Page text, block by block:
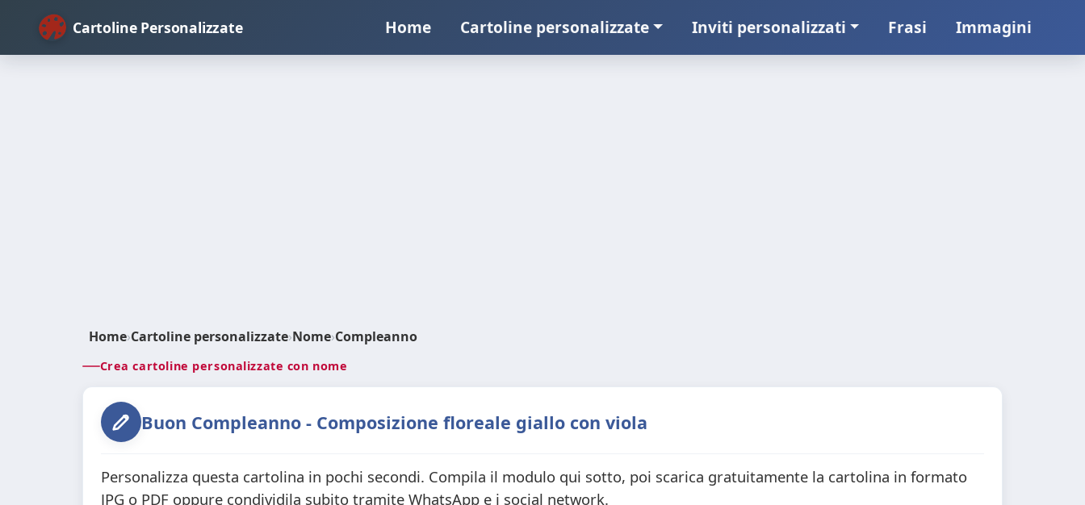
Cartoline Personalizzate Home Cartoline personalizzate Inviti personalizzati Frasi Immagini
Home›Cartoline personalizzate›Nome›Compleanno
Crea cartoline personalizzate con nome
Buon Compleanno - Composizione floreale giallo con viola
Personalizza questa cartolina in pochi secondi. Compila il modulo qui sotto, poi scarica gratuitamente la cartolina in formato
JPG o PDF oppure condividila subito tramite WhatsApp e i social network.